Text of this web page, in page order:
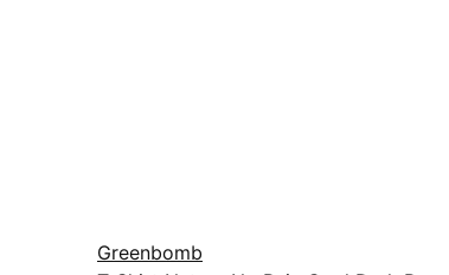
Greenbomb